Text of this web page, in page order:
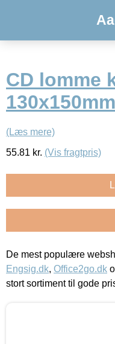
CD lomme
(Læs mere)
55.81 kr. (Vis fragtpris)
De mest populære
Engsig.dk, Office2go.dk
stort sortiment til gode